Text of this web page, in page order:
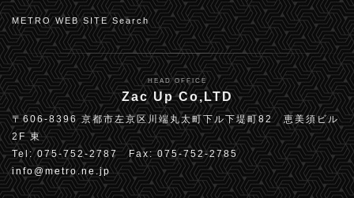
METRO WEB SITE Search
HEAD OFFICE
Zac Up Co,LTD
〒606-8396 京都市左京区川端丸太町下ル下堤町82 恵美須ビル
2F 東
Tel: 075-752-2787 Fax: 075-752-2785
info@metro.ne.jp